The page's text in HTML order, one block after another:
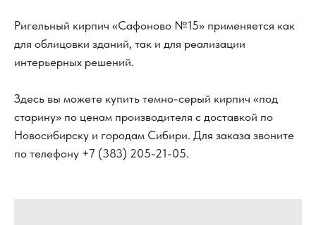
Ригельный кирпич «Сафоново №15» применяется как
для облицовки зданий, так и для реализации
интерьерных решений.
Здесь вы можете купить темно-серый кирпич «под
старину» по ценам производителя с доставкой по
Новосибирску и городам Сибири. Для заказа звоните
по телефону +7 (383) 205-21-05.